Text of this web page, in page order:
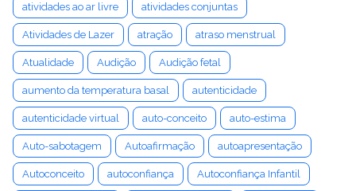
atividades ao ar livre atividades conjuntas
Atividades de Lazer atração atraso menstrual
Atualidade Audição Audição fetal
aumento da temperatura basal autenticidade
autenticidade virtual auto-conceito auto-estima
Auto-sabotagem Autoafirmação autoapresentação
Autoconceito autoconfiança Autoconfiança Infantil